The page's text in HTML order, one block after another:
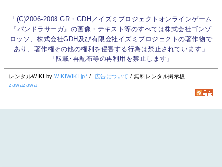
「(C)2006-2008 GR・GDH／イズミプロジェクトオンラインゲーム
『パンドラサーガ』の画像・テキスト等のすべては株式会社ゴンゾ
ロッソ、株式会社GDH及び有限会社イズミプロジェクトの著作物で
あり、著作権その他の権利を侵害する行為は禁止されています」
「転載･再配布等の再利用を禁止します」
レンタルWIKI byWIKIWIKI.jp* / 広告について / 無料レンタル掲示板
zawazawa